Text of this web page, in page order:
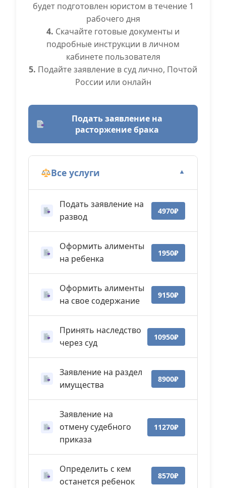
будет подготовлен юристом в течение 1
рабочего дня
4. Скачайте готовые документы и
подробные инструкции в личном
кабинете пользователя
5. Подайте заявление в суд лично, Почтой
России или онлайн
Подать заявление на
расторжение брака
Все услуги ▼
Подать заявление на
развод
4970₽
Оформить алименты
на ребенка
1950₽
Оформить алименты
на свое содержание
9150₽
Принять наследство
через суд
10950₽
Заявление на раздел
имущества
8900₽
Заявление на
отмену судебного
приказа
11270₽
Определить с кем
останется ребенок
8570₽